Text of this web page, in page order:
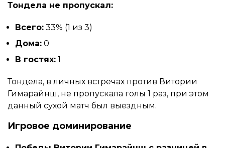
Тондела не пропускал:
Всего: 33% (1 из 3)
Дома: 0
В гостях: 1
Тондела, в личных встречах против Витории
Гимарайнш, не пропускала голы 1 раз, при этом
данный сухой матч был выездным.
Игровое доминирование